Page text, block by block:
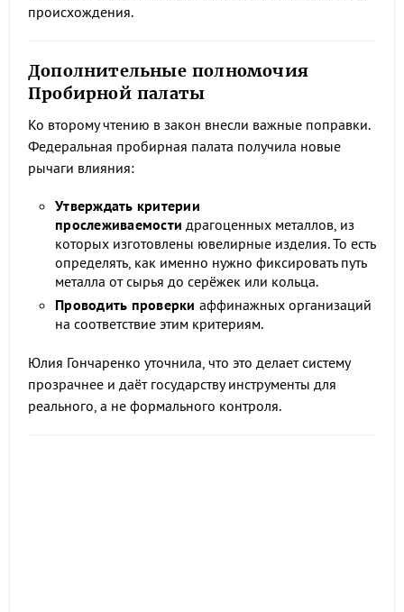
происхождения.
Дополнительные полномочия
Пробирной палаты
Ко второму чтению в закон внесли важные поправки.
Федеральная пробирная палата получила новые
рычаги влияния:
Утверждать критерии
прослеживаемости драгоценных металлов, из
которых изготовлены ювелирные изделия. То есть
определять, как именно нужно фиксировать путь
металла от сырья до серёжек или кольца.
Проводить проверки аффинажных организаций
на соответствие этим критериям.
Юлия Гончаренко уточнила, что это делает систему
прозрачнее и даёт государству инструменты для
реального, а не формального контроля.